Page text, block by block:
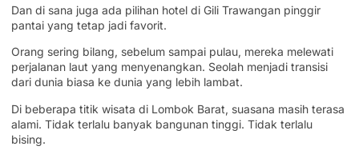
Dan di sana juga ada pilihan hotel di Gili Trawangan pinggir
pantai yang tetap jadi favorit.
Orang sering bilang, sebelum sampai pulau, mereka melewati
perjalanan laut yang menyenangkan. Seolah menjadi transisi
dari dunia biasa ke dunia yang lebih lambat.
Di beberapa titik wisata di Lombok Barat, suasana masih terasa
alami. Tidak terlalu banyak bangunan tinggi. Tidak terlalu
bising.